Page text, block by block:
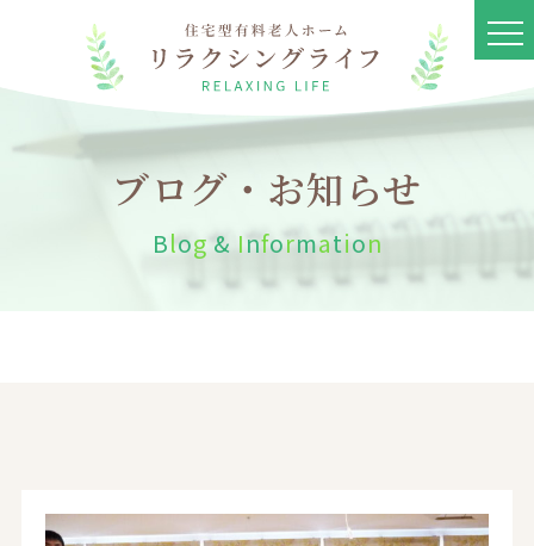
ブログ・お知らせ
Blog & Information